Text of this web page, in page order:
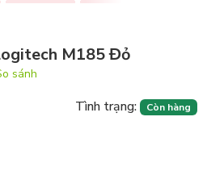
M185 Đỏ
sánh
Tình trạng: Còn hàng